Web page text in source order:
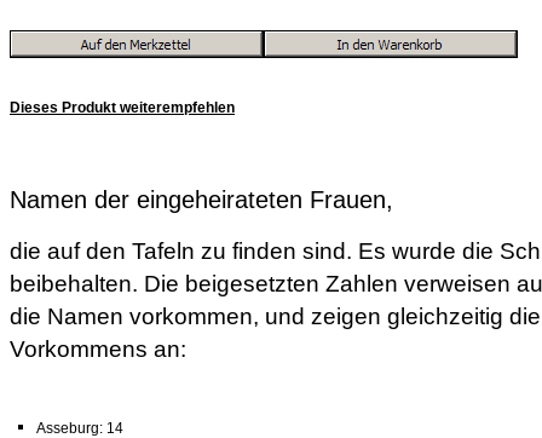
Dieses Produkt weiterempfehlen
Namen der eingeheirateten Frauen,
die auf den Tafeln zu finden sind. Es wurde die
beibehalten. Die beigesetzten Zahlen verweisen
die Namen vorkommen, und zeigen gleichzeitig
Vorkommens an:
Asseburg: 14